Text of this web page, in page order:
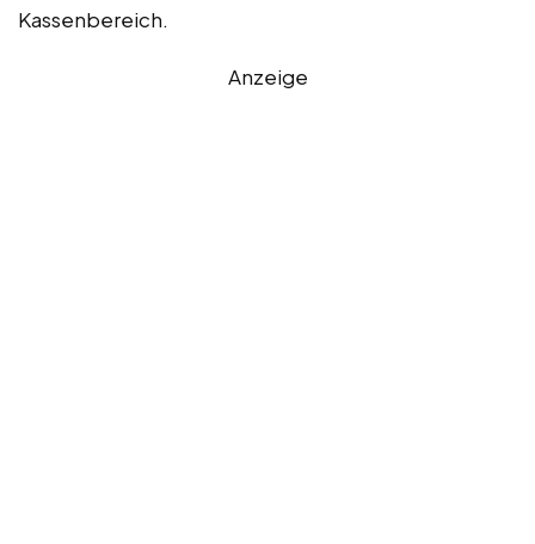
Kassenbereich.
Anzeige